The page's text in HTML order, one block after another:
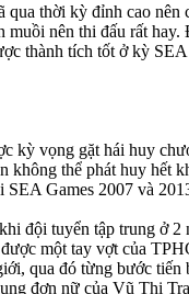
thời kỳ đỉnh cao nên
nên thi đấu rất
thành tích tốt ở kỳ
kỳ vọng gặt hái huy
thể phát huy hết
Games 2007 và
đội tuyển tập trung ở
một tay vợt của
qua đó từng bước
đơn nữ của Vũ Thị